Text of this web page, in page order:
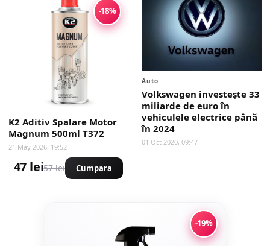
-18%
K2 Aditiv Spalare Motor
Magnum 500ml T372
21 May 2026, 19:52
47 lei57 lei Cumpara
Auto
Volkswagen investeşte 33
miliarde de euro în
vehiculele electrice până
în 2024
01 Oct 2020, 09:47
-19%